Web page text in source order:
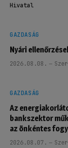
Hivatal
GAZDASÁG
Nyári
2026.08.08.
GAZDASÁG
Az
bankszektor
az önkéntes
2026.08.07.